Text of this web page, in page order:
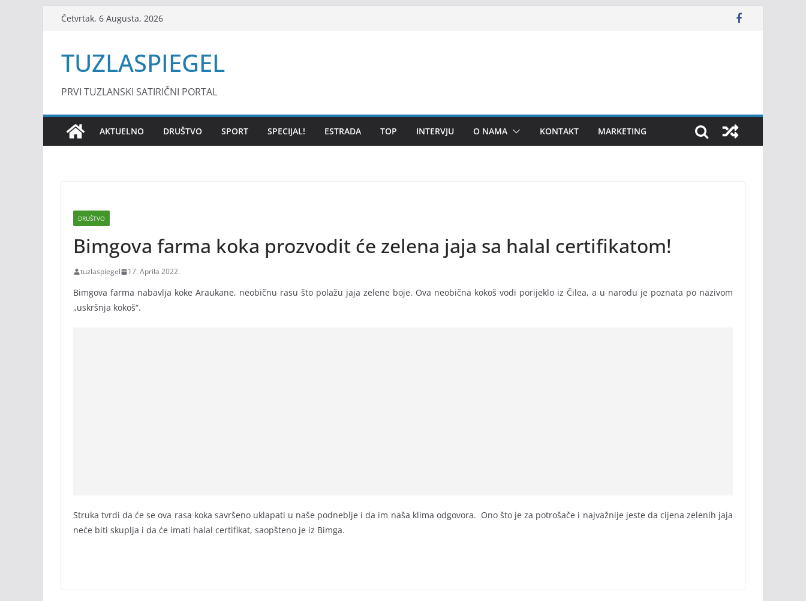
Četvrtak, 6 Augusta, 2026
TUZLASPIEGEL
PRVI TUZLANSKI SATIRIČNI PORTAL
AKTUELNO DRUŠTVO SPORT SPECIJAL! ESTRADA TOP INTERVJU O NAMA KONTAKT MARKETING
DRUŠTVO
Bimgova farma koka prozvodit će zelena jaja sa halal certifikatom!
tuzlaspiegel 17. Aprila 2022.
Bimgova farma nabavlja koke Araukane, neobičnu rasu što polažu jaja zelene boje. Ova neobična kokoš vodi porijeklo iz Čilea, a u narodu je poznata po nazivom
„uskršnja kokoš“.
Struka tvrdi da će se ova rasa koka savršeno uklapati u naše podneblje i da im naša klima odgovora. Ono što je za potrošače i najvažnije jeste da cijena zelenih jaja
neće biti skuplja i da će imati halal certifikat, saopšteno je iz Bimga.